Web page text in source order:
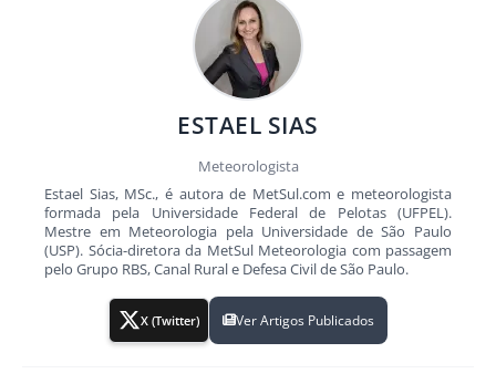
ESTAEL SIAS
Meteorologista
Estael Sias, MSc., é autora de MetSul.com e meteorologista
formada pela Universidade Federal de Pelotas (UFPEL).
Mestre em Meteorologia pela Universidade de São Paulo
(USP). Sócia-diretora da MetSul Meteorologia com passagem
pelo Grupo RBS, Canal Rural e Defesa Civil de São Paulo.
X (Twitter) Ver Artigos Publicados